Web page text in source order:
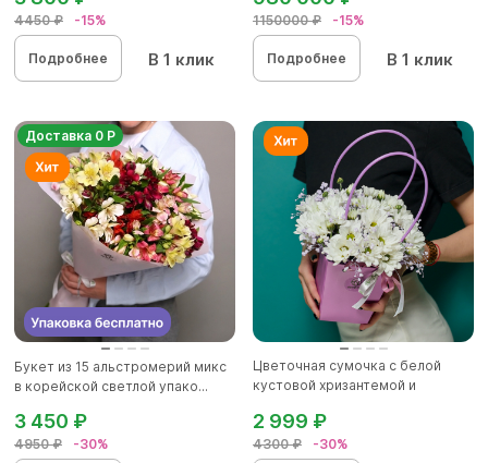
4450 ₽ -15%
Подробнее В 1 клик
1150000 ₽ -15%
Подробнее В 1 клик
Доставка 0 Р
Букет из 15 альстромерий микс
в корейской светлой упако...
4950 ₽ -30%
3 450 ₽
Цветочная сумочка с белой
кустовой хризантемой и
4300 ₽ -30%
2 999 ₽